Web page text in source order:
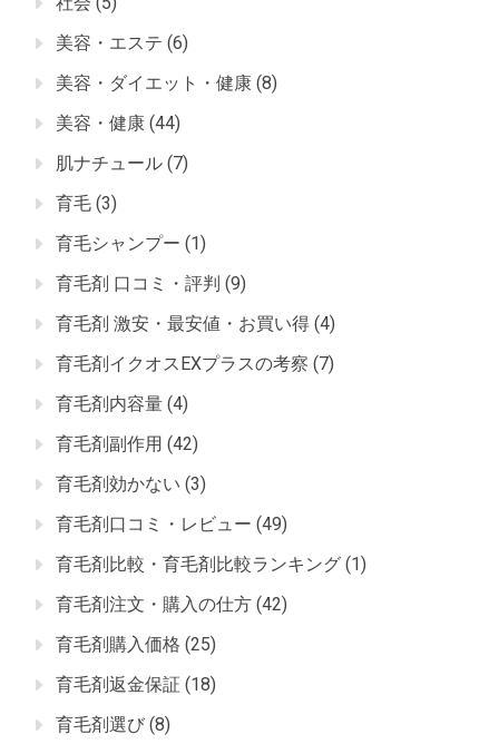
美容・エステ (6)
美容・ダイエット・健康 (8)
美容・健康 (44)
肌ナチュール (7)
育毛 (3)
育毛シャンプー (1)
育毛剤 口コミ・評判 (9)
育毛剤 激安・最安値・お買い得 (4)
育毛剤イクオスEXプラスの考察 (7)
育毛剤内容量 (4)
育毛剤副作用 (42)
育毛剤効かない (3)
育毛剤口コミ・レビュー (49)
育毛剤比較・育毛剤比較ランキング (1)
育毛剤注文・購入の仕方 (42)
育毛剤購入価格 (25)
育毛剤返金保証 (18)
育毛剤選び (8)